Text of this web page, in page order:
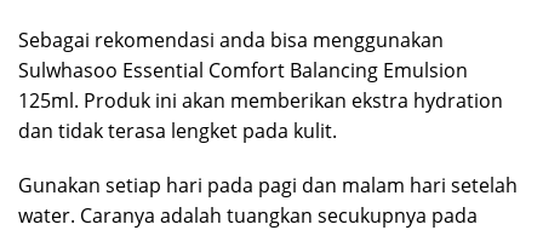
Sebagai rekomendasi anda bisa menggunakan
Sulwhasoo Essential Comfort Balancing Emulsion
125ml. Produk ini akan memberikan ekstra hydration
dan tidak terasa lengket pada kulit.
Gunakan setiap hari pada pagi dan malam hari setelah
water. Caranya adalah tuangkan secukupnya pada